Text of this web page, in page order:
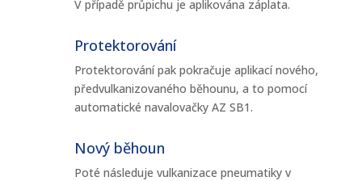
V případě průpichu je aplikována záplata.
Protektorování
Protektorování pak pokračuje aplikací nového,
předvulkanizovaného běhounu, a to pomocí
automatické navalovačky AZ SB1.
Nový běhoun
Poté následuje vulkanizace pneumatiky v